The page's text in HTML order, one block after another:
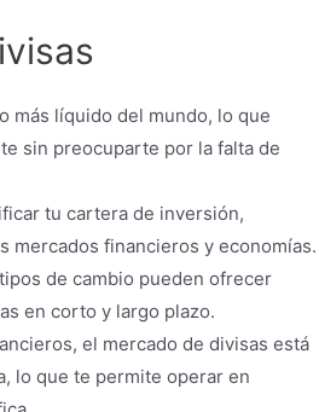
más líquido del mundo, lo que
sin preocuparte por la falta de
tu cartera de inversión,
mercados financieros y economías.
de cambio pueden ofrecer
en corto y largo plazo.
el mercado de divisas está
lo que te permite operar en